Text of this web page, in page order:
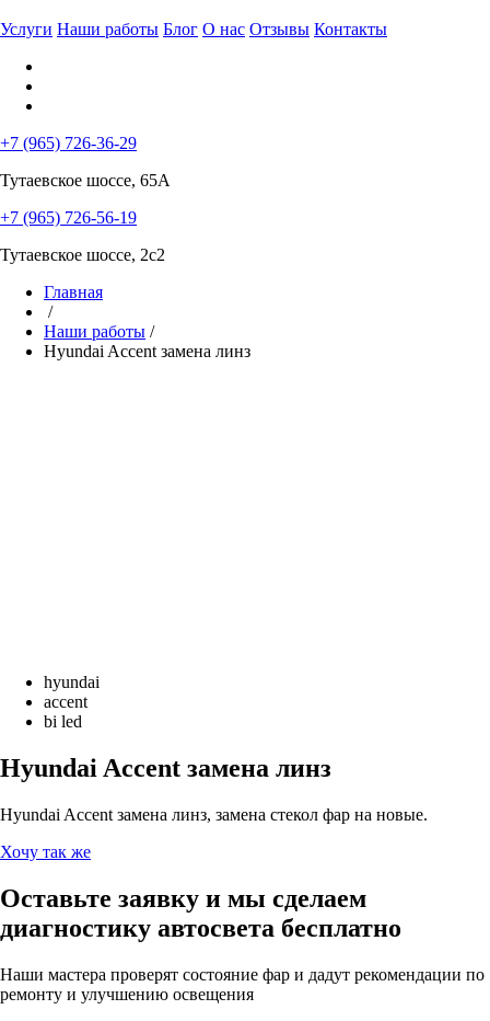
Услуги Наши работы Блог О нас Отзывы Контакты
+7 (965) 726-36-29
Тутаевское шоссе, 65А
+7 (965) 726-56-19
Тутаевское шоссе, 2с2
Главная
/
Наши работы /
Hyundai Accent замена линз
hyundai
accent
bi led
Hyundai Accent замена линз
Hyundai Accent замена линз, замена стекол фар на новые.
Хочу так же
Оставьте заявку и мы сделаем
диагностику автосвета бесплатно
Наши мастера проверят состояние фар и дадут рекомендации по
ремонту и улучшению освещения